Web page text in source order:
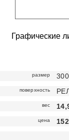
Графические
размер
поверхность
вес
цена